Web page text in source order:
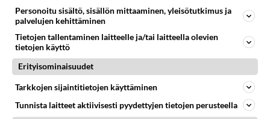
Personoitu sisältö, sisällön mittaaminen, yleisötutkimus ja
palvelujen kehittäminen
Tietojen tallentaminen laitteelle ja/tai laitteella olevien
tietojen käyttö
Erityisominaisuudet
Tarkkojen sijaintitietojen käyttäminen
Tunnista laitteet aktiivisesti pyydettyjen tietojen perusteella